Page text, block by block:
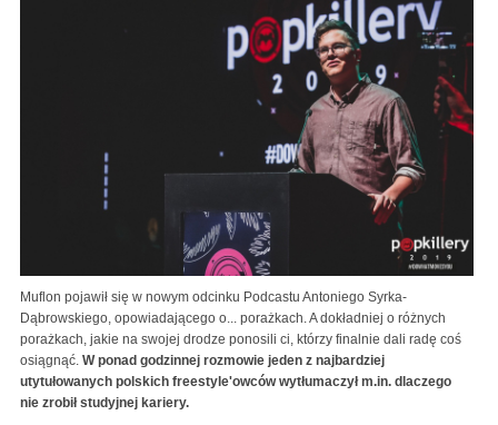
Muflon pojawił się w nowym odcinku Podcastu Antoniego Syrka-
Dąbrowskiego, opowiadającego o... porażkach. A dokładniej o różnych
porażkach, jakie na swojej drodze ponosili ci, którzy finalnie dali radę coś
osiągnąć. W ponad godzinnej rozmowie jeden z najbardziej
utytułowanych polskich freestyle'owców wytłumaczył m.in. dlaczego
nie zrobił studyjnej kariery.